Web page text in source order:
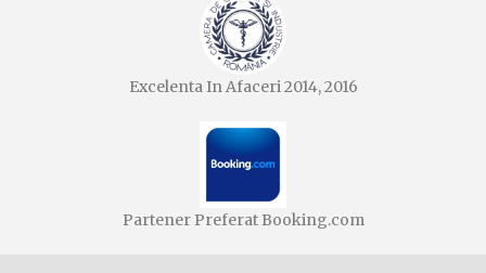
Excelenta In Afaceri 2014, 2016
Partener Preferat Booking.com